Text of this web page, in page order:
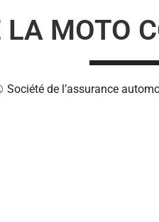
MOTO
Société de l’assurance